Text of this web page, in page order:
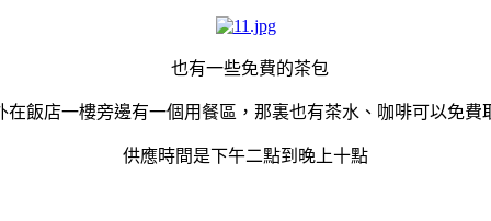
也有一些免費的茶包
在飯店一樓旁邊有一個用餐區，那裏也有茶水、咖啡可以免費
供應時間是下午二點到晚上十點